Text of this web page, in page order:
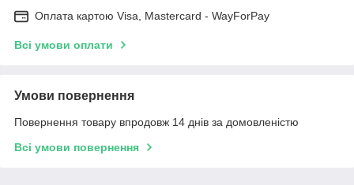
Оплата картою Visa, Mastercard - WayForPay
Всі умови оплати
Умови повернення
Повернення товару впродовж 14 днів за домовленістю
Всі умови повернення